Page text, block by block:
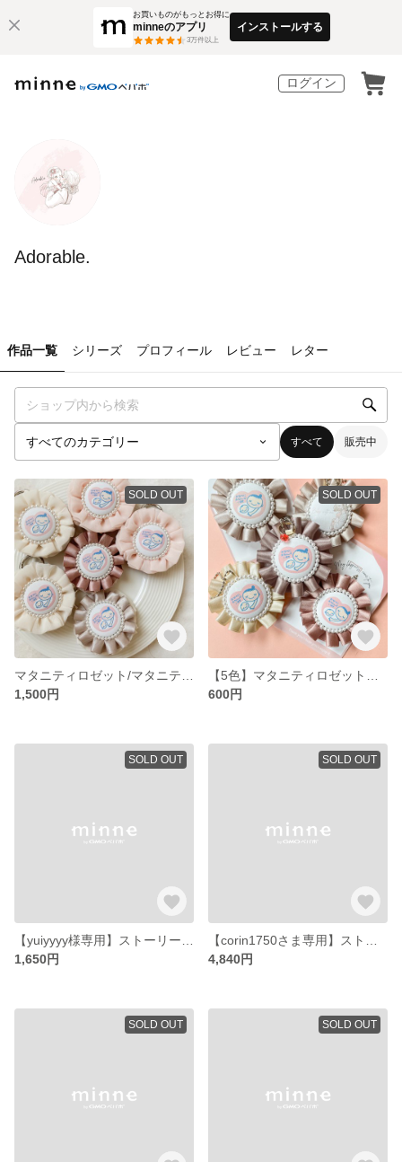
お買いものがもっとお得に
minneのアプリ
3万件以上
インストールする
ログイン
Adorable.
作品一覧 シリーズ プロフィール レビュー レター
すべて 販売中
SOLD OUT
1,500円
SOLD OUT
600円
SOLD OUT
1,650円
SOLD OUT
4,840円
SOLD OUT SOLD OUT